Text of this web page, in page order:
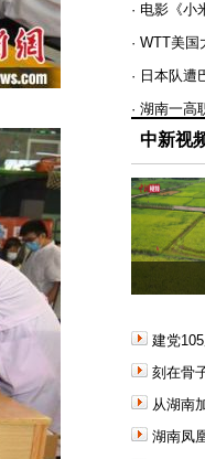
· 电影《小
· WTT美
· 日本队遭
· 湖南一高
中新视
建党
刻在骨
从湖南
湖南凤